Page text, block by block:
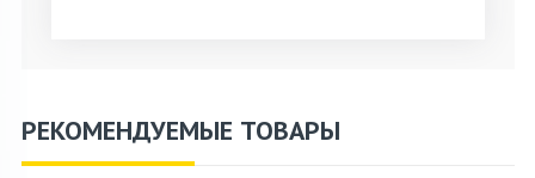
РЕКОМЕНДУЕМЫЕ ТОВАРЫ